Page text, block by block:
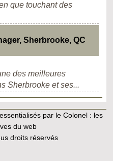
que touchant des
Sherbrooke, QC
des meilleures
Sherbrooke et ses...
par le Colonel : les
du web
droits réservés